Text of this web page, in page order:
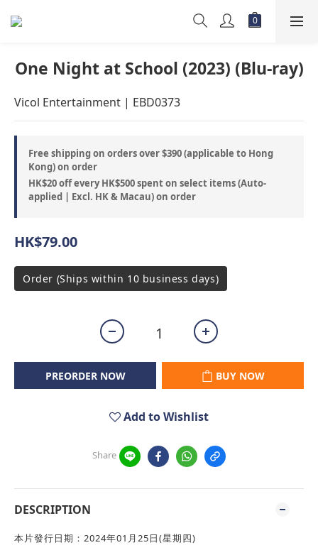
One Night at School (2023) (Blu-ray)
Vicol Entertainment | EBD0373
Free shipping on orders over $390 (applicable to Hong
Kong) on order
HK$20 off every HK$500 spent on select items (Auto-
applied | Excl. HK & Macau) on order
HK$79.00
Order (Ships within 10 business days)
PREORDER NOW BUY NOW
Add to Wishlist
Share
DESCRIPTION
本片發行日期：2024年01月25日(星期四)